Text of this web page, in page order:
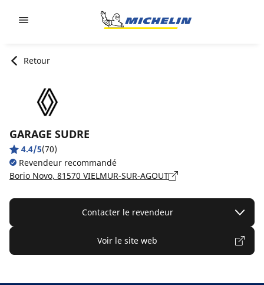
Retour
GARAGE SUDRE
4.4/5(70)
Revendeur recommandé
Borio Novo, 81570 VIELMUR-SUR-AGOUT
Contacter le revendeur
Voir le site web